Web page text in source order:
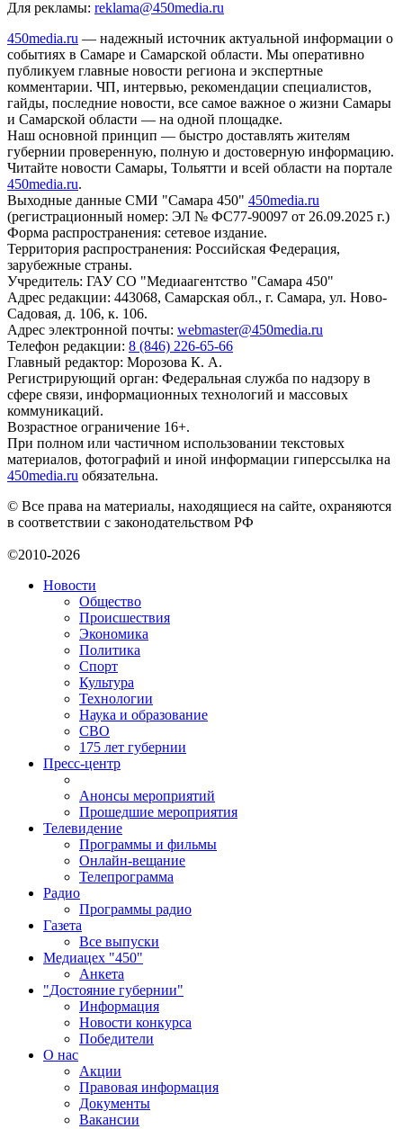
Для рекламы: reklama@450media.ru
450media.ru — надежный источник актуальной информации о
событиях в Самаре и Самарской области. Мы оперативно
публикуем главные новости региона и экспертные
комментарии. ЧП, интервью, рекомендации специалистов,
гайды, последние новости, все самое важное о жизни Самары
и Самарской области — на одной площадке.
Наш основной принцип — быстро доставлять жителям
губернии проверенную, полную и достоверную информацию.
Читайте новости Самары, Тольятти и всей области на портале
450media.ru.
Выходные данные СМИ "Самара 450" 450media.ru
(регистрационный номер: ЭЛ № ФС77-90097 от 26.09.2025 г.)
Форма распространения: сетевое издание.
Территория распространения: Российская Федерация,
зарубежные страны.
Учредитель: ГАУ СО "Медиаагентство "Самара 450"
Адрес редакции: 443068, Самарская обл., г. Самара, ул. Ново-
Садовая, д. 106, к. 106.
Адрес электронной почты: webmaster@450media.ru
Телефон редакции: 8 (846) 226-65-66
Главный редактор: Морозова К. А.
Регистрирующий орган: Федеральная служба по надзору в
сфере связи, информационных технологий и массовых
коммуникаций.
Возрастное ограничение 16+.
При полном или частичном использовании текстовых
материалов, фотографий и иной информации гиперссылка на
450media.ru обязательна.
© Все права на материалы, находящиеся на сайте, охраняются
в соответствии с законодательством РФ
©2010-2026
Новости
Общество
Происшествия
Экономика
Политика
Спорт
Культура
Технологии
Наука и образование
СВО
175 лет губернии
Пресс-центр
Анонсы мероприятий
Прошедшие мероприятия
Телевидение
Программы и фильмы
Онлайн-вещание
Телепрограмма
Радио
Программы радио
Газета
Все выпуски
Медиацех "450"
Анкета
"Достояние губернии"
Информация
Новости конкурса
Победители
О нас
Акции
Правовая информация
Документы
Вакансии